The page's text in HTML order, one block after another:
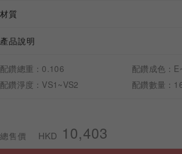
材質
產品說明
配鑽總重：0.106
配鑽成色：
配鑽淨度：VS1~VS2
配鑽數量：
總售價 HKD 10,403